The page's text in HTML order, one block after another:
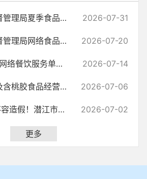
潜江市市场监督管理局夏季食品安全消费提示 2026-07-31
潜江市市场监督管理局网络食品虚假宣传典型案例 2026-07-20
潜江市2026年网络餐饮服务单位食品安全“红黑榜”(第三期) 2026-07-14
关于规范桃胶及含桃胶食品经营行为并加强消费提示的告知书 2026-07-06
烤串“真”相，不容造假！潜江市市场监管局提示：诚信经营，别用“李鬼... 2026-07-02
更多